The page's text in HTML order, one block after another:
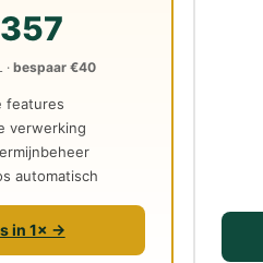
·bespaar €40
features
verwerking
automatisch
in 1× →